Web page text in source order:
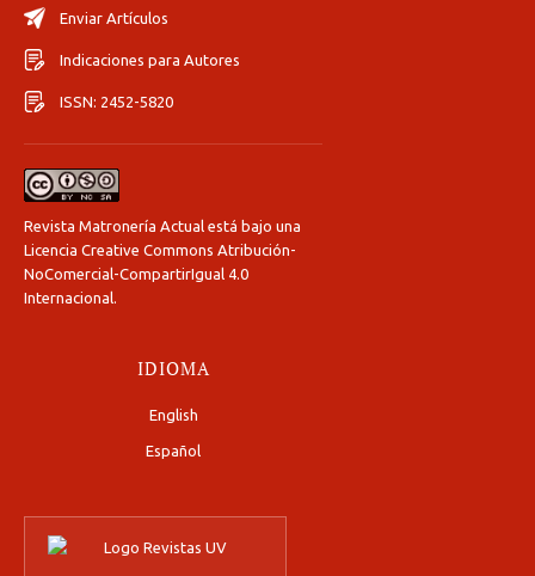
Enviar Artículos
Indicaciones para Autores
ISSN: 2452-5820
Revista Matronería Actual está bajo una
Licencia Creative Commons Atribución-
NoComercial-CompartirIgual 4.0
Internacional.
IDIOMA
English
Español